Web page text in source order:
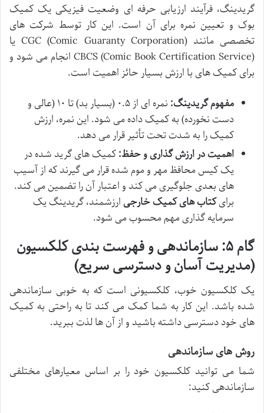
گریدینگ، فرآیند ارزیابی حرفه ای وضعیت فیزیکی یک کمیک
بوک و تعیین نمره برای آن است. این کار توسط شرکت های
تخصصی مانند CGC (Comic Guaranty Corporation) یا
CBCS (Comic Book Certification Service) انجام می شود و
برای کمیک های با ارزش بسیار حائز اهمیت است.
مفهوم گریدینگ:
نمره ای از ۰.۵ (بسیار بد) تا ۱۰ (عالی و
دست نخورده) به کمیک داده می شود. این نمره، ارزش
کمیک را به شدت تحت تأثیر قرار می دهد.
اهمیت در ارزش گذاری و حفظ:کمیک های گرید شده در
یک کیس محافظ مهر و موم شده قرار می گیرند که از آسیب
های بعدی جلوگیری می کند و اعتبار آن را تضمین می کند.
برایکتاب های کمیک خارجی ارزشمند، گریدینگ یک
سرمایه گذاری مهم محسوب می شود.
گام ۵: سازماندهی و فهرست بندی کلکسیون
(مدیریت آسان و دسترسی سریع)
یک کلکسیون خوب، کلکسیونی است که به خوبی سازماندهی
شده باشد. این کار به شما کمک می کند تا به راحتی به کمیک
های خود دسترسی داشته باشید و از آن ها لذت ببرید.
روش های سازماندهی
شما می توانید کلکسیون خود را بر اساس معیارهای مختلفی
سازماندهی کنید: